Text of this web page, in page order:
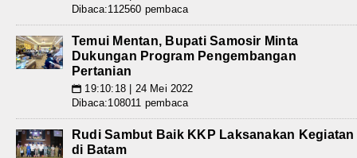
Dibaca:112560 pembaca
Temui Mentan, Bupati Samosir Minta
Dukungan Program Pengembangan
Pertanian
📅 19:10:18 | 24 Mei 2022
Dibaca:108011 pembaca
Rudi Sambut Baik KKP Laksanakan Kegiatan
di Batam